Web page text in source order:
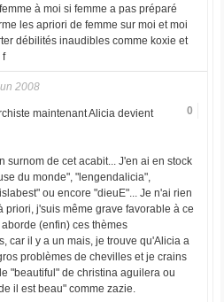
à moi si femme a pas préparé
les apriori de femme sur moi et moi
débilités inaudibles comme koxie et
f
2008
0
maintenant Alicia devient
surnom de cet acabit... J'en ai en stock
du monde", "lengendalicia",
ou encore "dieuE"... Je n'ai rien
priori, j'suis même grave favorable à ce
(enfin) ces thèmes
car il y a un mais, je trouve qu'Alicia a
problèmes de chevilles et je crains
"beautiful" de christina aguilera ou
il est beau" comme zazie.